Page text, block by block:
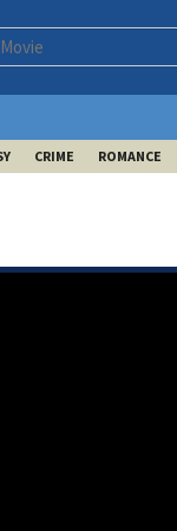
CRIME ROMANCE